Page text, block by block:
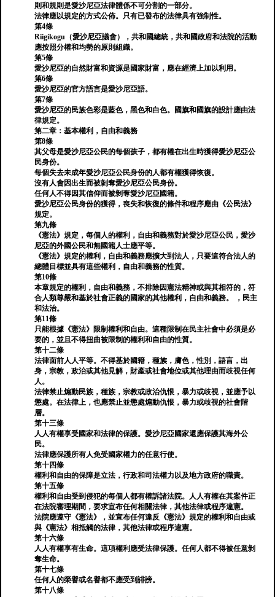
則和規則是愛沙尼亞法律體係不可分割的一部分。
法律應以規定的方式公佈。只有已發布的法律具有強制性。
第4條
Riigikogu（愛沙尼亞議會），共和國總統，共和國政府和法院的活動
應按照分權和均勢的原則組織。
第5條
愛沙尼亞的自然財富和資源是國家財富，應在經濟上加以利用。
第6條
愛沙尼亞的官方語言是愛沙尼亞語。
第7條
愛沙尼亞的民族色彩是藍色，黑色和白色。國旗和國旗的設計應由法
律規定。
第二章：基本權利，自由和義務
第8條
其父母是愛沙尼亞公民的每個孩子，都有權在出生時獲得愛沙尼亞公
民身份。
每個失去未成年愛沙尼亞公民身份的人都有權獲得恢復。
沒有人會因出生而被剝奪愛沙尼亞公民身份。
任何人不得因其信仰而被剝奪愛沙尼亞國籍。
愛沙尼亞公民身份的獲得，喪失和恢復的條件和程序應由《公民法》
規定。
第九條
《憲法》規定，每個人的權利，自由和義務對於愛沙尼亞公民，愛沙
尼亞的外國公民和無國籍人士應平等。
《憲法》規定的權利，自由和義務應擴大到法人，只要這符合法人的
總體目標並具有這些權利，自由和義務的性質。
第10條
本章規定的權利，自由和義務，不排除因憲法精神或與其相符的，符
合人類尊嚴和基於社會正義的國家的其他權利，自由和義務。 ，民主
和法治。
第11條
只能根據《憲法》限制權利和自由。這種限制在民主社會中必須是必
要的，並且不得扭曲被限制的權利和自由的性質。
第十二條
法律面前人人平等。不得基於國籍，種族，膚色，性別，語言，出
身，宗教，政治或其他見解，財產或社會地位或其他理由而歧視任何
人。
法律禁止煽動民族，種族，宗教或政治仇恨，暴力或歧視，並應予以
懲處。在法律上，也應禁止並懲處煽動仇恨，暴力或歧視的社會階
層。
第十三條
人人有權享受國家和法律的保護。愛沙尼亞國家還應保護其海外公
民。
法律應保護所有人免受國家權力的任意行使。
第十四條
權利和自由的保障是立法，行政和司法權力以及地方政府的職責。
第十五條
權利和自由受到侵犯的每個人都有權訴諸法院。人人有權在其案件正
在法院審理期間，要求宣布任何相關法律，其他法律或程序違憲。
法院應遵守《憲法》，並宣布任何違反《憲法》規定的權利和自由或
與《憲法》相抵觸的法律，其他法律或程序違憲。
第十六條
人人有權享有生命。這項權利應受法律保護。任何人都不得被任意剝
奪生命。
第十七條
任何人的榮譽或名譽都不應受到誹謗。
第十八條